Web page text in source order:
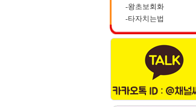
-왕초보회화
-타자치는법